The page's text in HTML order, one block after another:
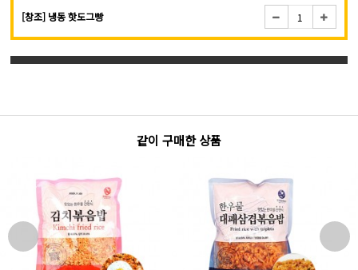
[창조] 냉동 핫도그빵
같이 구매한 상품